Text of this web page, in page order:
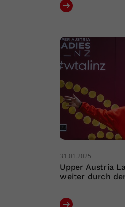
31.01.2025
Upper Austria
weiter durch